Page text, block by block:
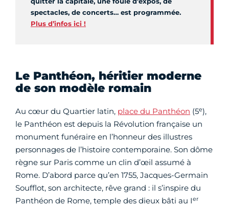
spectacles, de concerts… est programmée.
Plus d’infos ici !
Le Panthéon, héritier moderne
de son modèle romain
Au cœur du Quartier latin, place du Panthéon (5e),
le Panthéon est depuis la Révolution française un
monument funéraire en l’honneur des illustres
personnages de l’histoire contemporaine. Son dôme
règne sur Paris comme un clin d’œil assumé à
Rome. D’abord parce qu’en 1755, Jacques-Germain
Soufflot, son architecte, rêve grand : il s’inspire du
Panthéon de Rome, temple des dieux bâti au Ier